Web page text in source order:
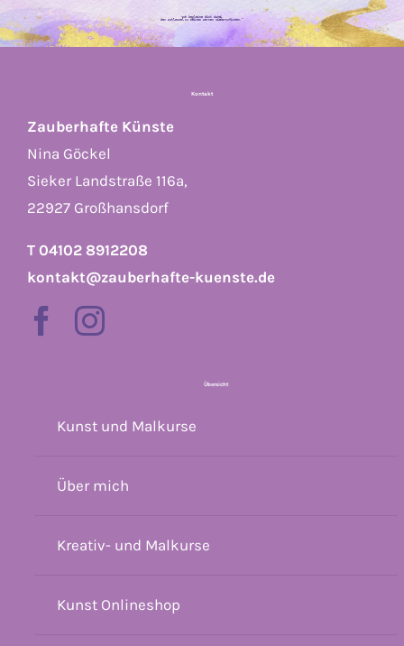
“Ich begleite dich dabei,
den Schlüssel zu deinem Herzen wiederzufinden!“
Kontakt
Zauberhafte Künste
Nina Göckel
Sieker Landstraße 116a,
22927 Großhansdorf
T 04102 8912208
kontakt@zauberhafte-kuenste.de
Übersicht
Kunst und Malkurse
Über mich
Kreativ- und Malkurse
Kunst Onlineshop